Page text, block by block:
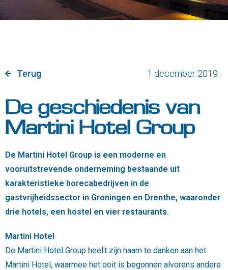
Terug 1 december 2019
De geschiedenis van
Martini Hotel Group
De Martini Hotel Group is een moderne en
vooruitstrevende onderneming bestaande uit
karakteristieke horecabedrijven in de
gastvrijheidssector in Groningen en Drenthe, waaronder
drie hotels, een hostel en vier restaurants.
Martini Hotel
De Martini Hotel Group heeft zijn naam te danken aan het
Martini Hotel, waarmee het ooit is begonnen alvorens andere